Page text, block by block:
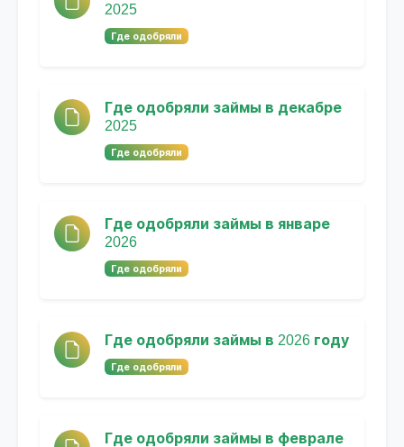
2025
Где одобряли
Где одобряли займы в декабре
2025
Где одобряли
Где одобряли займы в январе
2026
Где одобряли
Где одобряли займы в 2026 году
Где одобряли
Где одобряли займы в феврале